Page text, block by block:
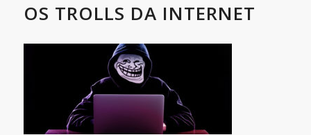
OS TROLLS DA INTERNET